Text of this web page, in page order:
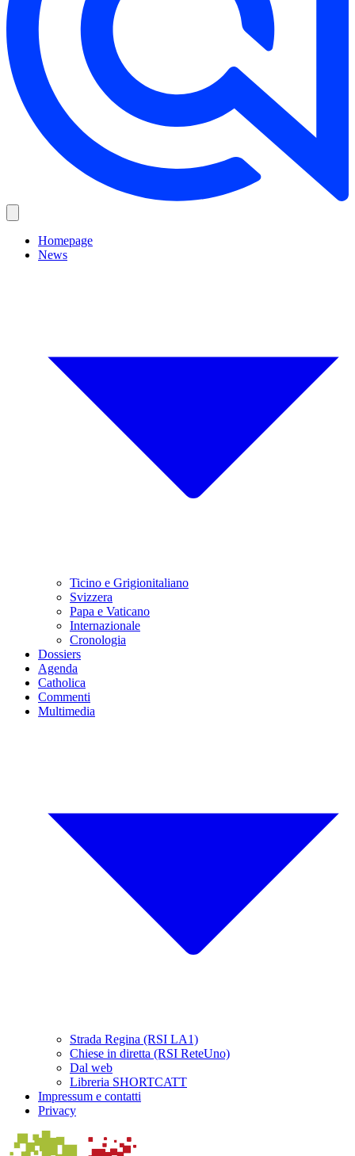
Homepage
News
Ticino e Grigionitaliano
Svizzera
Papa e Vaticano
Internazionale
Cronologia
Dossiers
Agenda
Catholica
Commenti
Multimedia
Strada Regina (RSI LA1)
Chiese in diretta (RSI ReteUno)
Dal web
Libreria SHORTCATT
Impressum e contatti
Privacy